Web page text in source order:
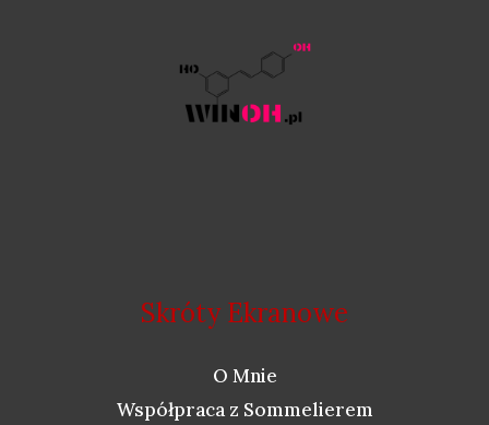
Skróty Ekranowe
O Mnie
Współpraca z Sommelierem